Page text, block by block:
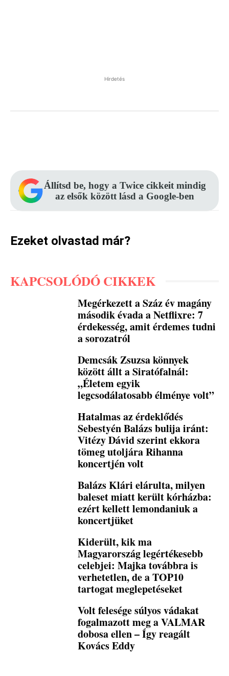
Hirdetés
Állítsd be, hogy a Twice cikkeit mindig
az elsők között lásd a Google-ben
Ezeket olvastad már?
KAPCSOLÓDÓ CIKKEK
Megérkezett a Száz év magány
második évada a Netflixre: 7
érdekesség, amit érdemes tudni
a sorozatról
Demcsák Zsuzsa könnyek
között állt a Siratófalnál:
„Életem egyik
legcsodálatosabb élménye volt”
Hatalmas az érdeklődés
Sebestyén Balázs bulija iránt:
Vitézy Dávid szerint ekkora
tömeg utoljára Rihanna
koncertjén volt
Balázs Klári elárulta, milyen
baleset miatt került kórházba:
ezért kellett lemondaniuk a
koncertjüket
Kiderült, kik ma
Magyarország legértékesebb
celebjei: Majka továbbra is
verhetetlen, de a TOP10
tartogat meglepetéseket
Volt felesége súlyos vádakat
fogalmazott meg a VALMAR
dobosa ellen – Így reagált
Kovács Eddy